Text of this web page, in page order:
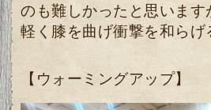
のも難しかったと思います
軽く膝を曲げ衝撃を和らげ
【ウォーミングアップ】